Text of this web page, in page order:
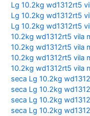
Lg 10.2kg wd1312rt5
Lg 10.2kg wd1312rt5
Lg 10.2kg wd1312rt5
10.2kg wd1312rt5 vila
10.2kg wd1312rt5 vila
10.2kg wd1312rt5 vila
10.2kg wd1312rt5 vila
seca Lg 10.2kg
seca Lg 10.2kg
seca Lg 10.2kg
seca Lg 10.2kg